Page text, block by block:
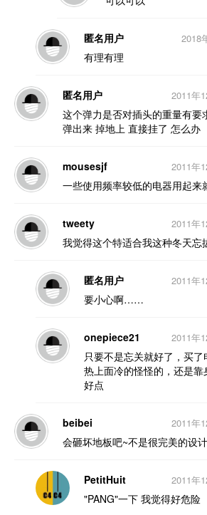
匿名用户
有理有理
2018
匿名用户
这个弹力是否对插头的重量有要
弹出来 掉地上 直接挂了 怎么办
2011年
mousesjf
一些使用频率较低的电器用起来
2011年
tweety
我觉得这个特适合我这种冬天忘
2011年
匿名用户
要小心啊……
2011年
onepiece21
只要不是忘关就好了，买
热上面冷的怪怪的，还是
好点
2011年
beibei
会砸坏地板吧~不是很完美的设计
2011年
PetitHuit
"PANG"一下 我觉得好危险
2011年